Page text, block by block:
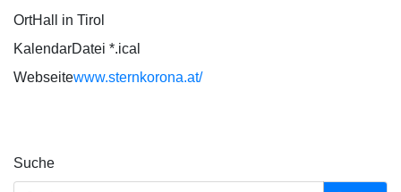
OrtHall in Tirol
KalendarDatei *.ical
Webseitewww.sternkorona.at/
Suche